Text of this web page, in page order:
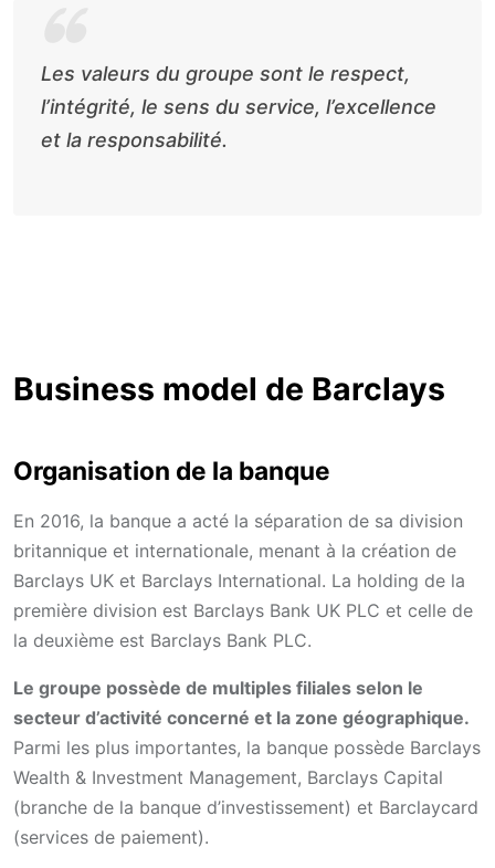
Les valeurs du groupe sont le respect,
l’intégrité, le sens du service, l’excellence
et la responsabilité.
Business model de Barclays
Organisation de la banque
En 2016, la banque a acté la séparation de sa division
britannique et internationale, menant à la création de
Barclays UK et Barclays International. La holding de la
première division est Barclays Bank UK PLC et celle de
la deuxième est Barclays Bank PLC.
Le groupe possède de multiples filiales selon le
secteur d’activité concerné et la zone géographique.
Parmi les plus importantes, la banque possède Barclays
Wealth & Investment Management, Barclays Capital
(branche de la banque d’investissement) et Barclaycard
(services de paiement).